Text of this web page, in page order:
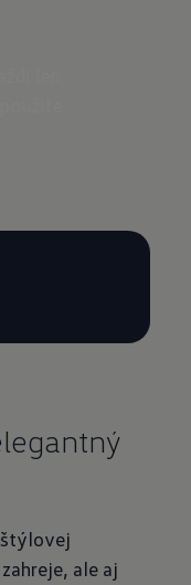
štýlovej
ale aj